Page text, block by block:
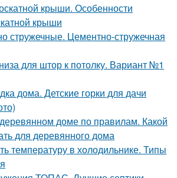
крыши. Особенности
крыши
стружечные. Цементно-стружечная
для штор к потолку. Вариант №1
дома. Детские горки для дачи
доме по правилам. Какой
для деревянного дома
температуру в холодильнике. Типы